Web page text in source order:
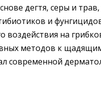
дегтя, серы и трав,
и
воздействия на
методов к
современной